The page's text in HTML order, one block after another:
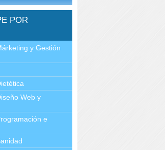
POR
y Gestión
Web y
e